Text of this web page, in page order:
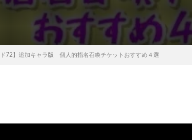
ド72】追加キャラ版 個人的指名召喚チケットおすすめ４選